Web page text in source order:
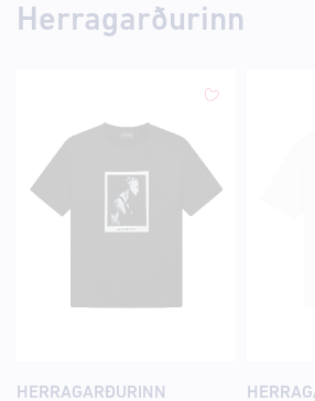
Herragarðurinn
HERRAGARÐURINN